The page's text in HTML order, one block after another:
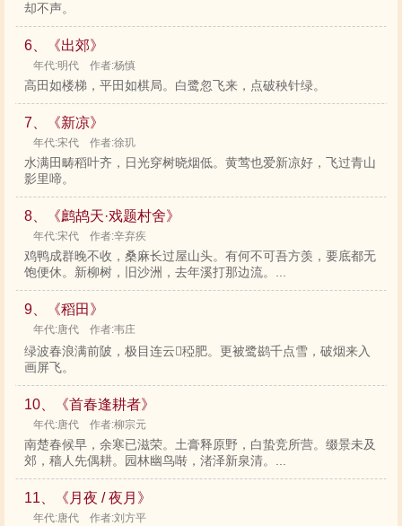
却不声。
6、《出郊》
年代:明代 作者:杨慎
高田如楼梯，平田如棋局。白鹭忽飞来，点破秧针绿。
7、《新凉》
年代:宋代 作者:徐玑
水满田畴稻叶齐，日光穿树晓烟低。黄莺也爱新凉好，飞过青山
影里啼。
8、《鹧鸪天·戏题村舍》
年代:宋代 作者:辛弃疾
鸡鸭成群晚不收，桑麻长过屋山头。有何不可吾方羡，要底都无
饱便休。新柳树，旧沙洲，去年溪打那边流。...
9、《稻田》
年代:唐代 作者:韦庄
绿波春浪满前陂，极目连云稏肥。更被鹭鹚千点雪，破烟来入
画屏飞。
10、《首春逢耕者》
年代:唐代 作者:柳宗元
南楚春候早，余寒已滋荣。土膏释原野，白蛰竞所营。缀景未及
郊，穑人先偶耕。园林幽鸟啭，渚泽新泉清。...
11、《月夜 / 夜月》
年代:唐代 作者:刘方平